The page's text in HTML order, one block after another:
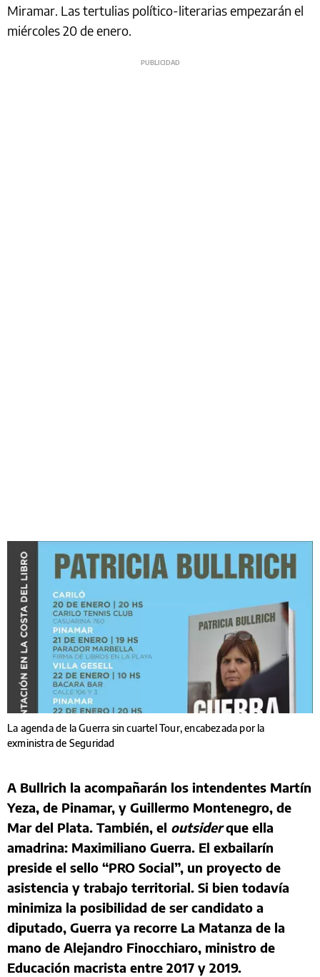
Miramar. Las tertulias político-literarias empezarán el
miércoles 20 de enero.
La agenda de la Guerra sin cuartel Tour, encabezada por la
exministra de Seguridad
A Bullrich la acompañarán los intendentes Martín
Yeza, de Pinamar, y Guillermo Montenegro, de
Mar del Plata. También, el outsiderque ella
amadrina: Maximiliano Guerra. El exbailarín
preside el sello “PRO Social”, un proyecto de
asistencia y trabajo territorial. Si bien todavía
minimiza la posibilidad de ser candidato a
diputado, Guerra ya recorre La Matanza de la
mano de Alejandro Finocchiaro, ministro de
Educación macrista entre 2017 y 2019.